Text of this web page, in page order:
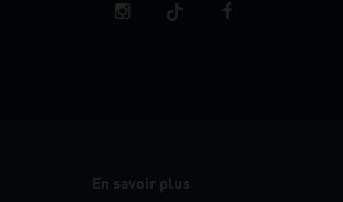
En savoir plus